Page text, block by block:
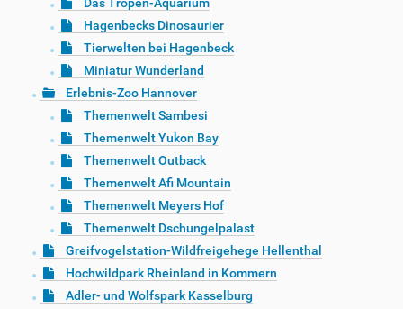
Das Tropen-Aquarium
Hagenbecks Dinosaurier
Tierwelten bei Hagenbeck
Miniatur Wunderland
Erlebnis-Zoo Hannover
Themenwelt Sambesi
Themenwelt Yukon Bay
Themenwelt Outback
Themenwelt Afi Mountain
Themenwelt Meyers Hof
Themenwelt Dschungelpalast
Greifvogelstation-Wildfreigehege Hellenthal
Hochwildpark Rheinland in Kommern
Adler- und Wolfspark Kasselburg